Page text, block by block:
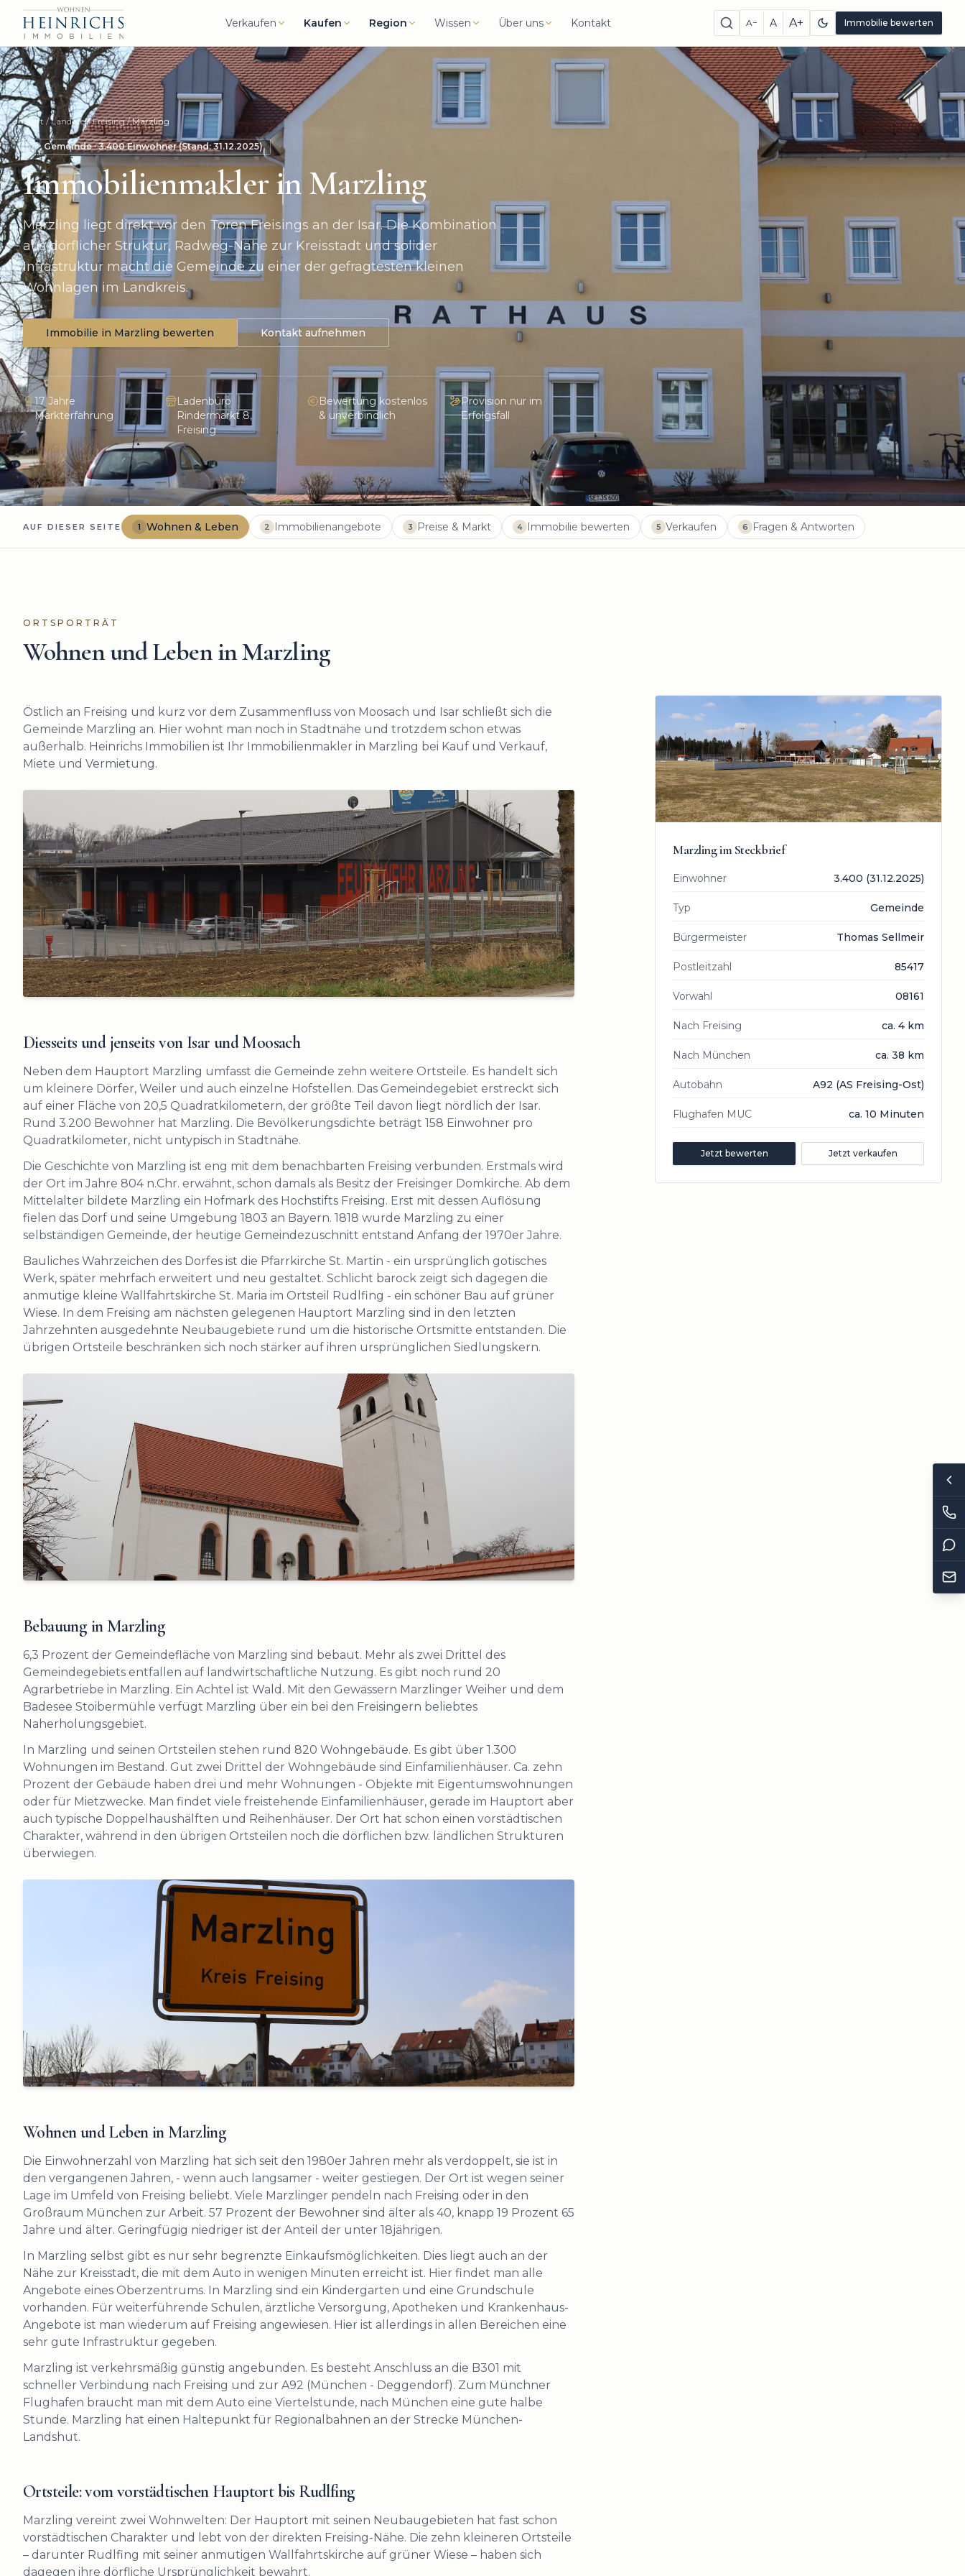
Verkaufen Kaufen Region Wissen Über uns Kontakt A− A A+ Immobilie bewerten
Start /Landkreis Freising/Marzling
Gemeinde·3.400Einwohner (Stand:31.12.2025)
Immobilienmakler inMarzling
Marzling liegt direkt vor den Toren Freisings an der Isar. Die Kombination
aus dörflicher Struktur, Radweg-Nähe zur Kreisstadt und solider
Infrastruktur macht die Gemeinde zu einer der gefragtesten kleinen
Wohnlagen im Landkreis.
Immobilie in Marzling bewerten Kontakt aufnehmen
17 Jahre
Markterfahrung
Ladenbüro
Rindermarkt 8,
Freising
Bewertung kostenlos
& unverbindlich
Provision nur im
Erfolgsfall
AUF DIESER SEITE 1 Wohnen & Leben 2 Immobilienangebote 3 Preise & Markt 4 Immobilie bewerten 5 Verkaufen 6 Fragen & Antworten
ORTSPORTRÄT
Wohnen und Leben inMarzling
Östlich an Freising und kurz vor dem Zusammenfluss von Moosach und Isar schließt sich die
Gemeinde Marzling an. Hier wohnt man noch in Stadtnähe und trotzdem schon etwas
außerhalb. Heinrichs Immobilien ist Ihr Immobilienmakler in Marzling bei Kauf und Verkauf,
Miete und Vermietung.
Diesseits und jenseits von Isar und Moosach
Neben dem Hauptort Marzling umfasst die Gemeinde zehn weitere Ortsteile. Es handelt sich
um kleinere Dörfer, Weiler und auch einzelne Hofstellen. Das Gemeindegebiet erstreckt sich
auf einer Fläche von 20,5 Quadratkilometern, der größte Teil davon liegt nördlich der Isar.
Rund 3.200 Bewohner hat Marzling. Die Bevölkerungsdichte beträgt 158 Einwohner pro
Quadratkilometer, nicht untypisch in Stadtnähe.
Die Geschichte von Marzling ist eng mit dem benachbarten Freising verbunden. Erstmals wird
der Ort im Jahre 804 n.Chr. erwähnt, schon damals als Besitz der Freisinger Domkirche. Ab dem
Mittelalter bildete Marzling ein Hofmark des Hochstifts Freising. Erst mit dessen Auflösung
fielen das Dorf und seine Umgebung 1803 an Bayern. 1818 wurde Marzling zu einer
selbständigen Gemeinde, der heutige Gemeindezuschnitt entstand Anfang der 1970er Jahre.
Bauliches Wahrzeichen des Dorfes ist die Pfarrkirche St. Martin - ein ursprünglich gotisches
Werk, später mehrfach erweitert und neu gestaltet. Schlicht barock zeigt sich dagegen die
anmutige kleine Wallfahrtskirche St. Maria im Ortsteil Rudlfing - ein schöner Bau auf grüner
Wiese. In dem Freising am nächsten gelegenen Hauptort Marzling sind in den letzten
Jahrzehnten ausgedehnte Neubaugebiete rund um die historische Ortsmitte entstanden. Die
übrigen Ortsteile beschränken sich noch stärker auf ihren ursprünglichen Siedlungskern.
Bebauung in Marzling
6,3 Prozent der Gemeindefläche von Marzling sind bebaut. Mehr als zwei Drittel des
Gemeindegebiets entfallen auf landwirtschaftliche Nutzung. Es gibt noch rund 20
Agrarbetriebe in Marzling. Ein Achtel ist Wald. Mit den Gewässern Marzlinger Weiher und dem
Badesee Stoibermühle verfügt Marzling über ein bei den Freisingern beliebtes
Naherholungsgebiet.
In Marzling und seinen Ortsteilen stehen rund 820 Wohngebäude. Es gibt über 1.300
Wohnungen im Bestand. Gut zwei Drittel der Wohngebäude sind Einfamilienhäuser. Ca. zehn
Prozent der Gebäude haben drei und mehr Wohnungen - Objekte mit Eigentumswohnungen
oder für Mietzwecke. Man findet viele freistehende Einfamilienhäuser, gerade im Hauptort aber
auch typische Doppelhaushälften und Reihenhäuser. Der Ort hat schon einen vorstädtischen
Charakter, während in den übrigen Ortsteilen noch die dörflichen bzw. ländlichen Strukturen
überwiegen.
Wohnen und Leben in Marzling
Die Einwohnerzahl von Marzling hat sich seit den 1980er Jahren mehr als verdoppelt, sie ist in
den vergangenen Jahren, - wenn auch langsamer - weiter gestiegen. Der Ort ist wegen seiner
Lage im Umfeld von Freising beliebt. Viele Marzlinger pendeln nach Freising oder in den
Großraum München zur Arbeit. 57 Prozent der Bewohner sind älter als 40, knapp 19 Prozent 65
Jahre und älter. Geringfügig niedriger ist der Anteil der unter 18jährigen.
In Marzling selbst gibt es nur sehr begrenzte Einkaufsmöglichkeiten. Dies liegt auch an der
Nähe zur Kreisstadt, die mit dem Auto in wenigen Minuten erreicht ist. Hier findet man alle
Angebote eines Oberzentrums. In Marzling sind ein Kindergarten und eine Grundschule
vorhanden. Für weiterführende Schulen, ärztliche Versorgung, Apotheken und Krankenhaus-
Angebote ist man wiederum auf Freising angewiesen. Hier ist allerdings in allen Bereichen eine
sehr gute Infrastruktur gegeben.
Marzling ist verkehrsmäßig günstig angebunden. Es besteht Anschluss an die B301 mit
schneller Verbindung nach Freising und zur A92 (München - Deggendorf). Zum Münchner
Flughafen braucht man mit dem Auto eine Viertelstunde, nach München eine gute halbe
Stunde. Marzling hat einen Haltepunkt für Regionalbahnen an der Strecke München-
Landshut.
Ortsteile: vom vorstädtischen Hauptort bis Rudlfing
Marzling vereint zwei Wohnwelten: Der Hauptort mit seinen Neubaugebieten hat fast schon
vorstädtischen Charakter und lebt von der direkten Freising-Nähe. Die zehn kleineren Ortsteile
– darunter Rudlfing mit seiner anmutigen Wallfahrtskirche auf grüner Wiese – haben sich
dagegen ihre dörfliche Ursprünglichkeit bewahrt.
Marzlingim Steckbrief
Einwohner 3.400 (31.12.2025)
Typ Gemeinde
Bürgermeister Thomas Sellmeir
Postleitzahl 85417
Vorwahl 08161
Nach Freising ca. 4 km
Nach München ca. 38 km
Autobahn A92 (AS Freising-Ost)
Flughafen MUC ca. 10 Minuten
Jetzt bewerten Jetzt verkaufen